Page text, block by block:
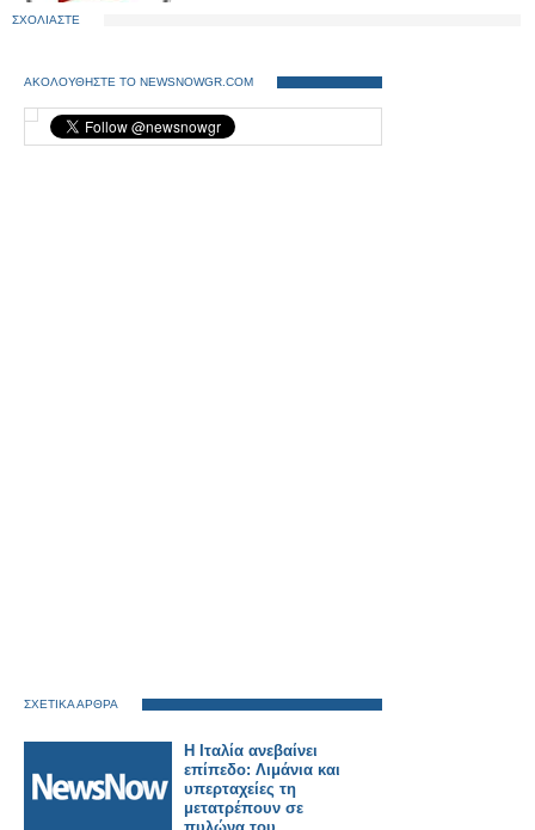
ΣΧΟΛΙΑΣΤΕ
ΑΚΟΛΟΥΘΗΣΤΕ ΤΟ NEWSNOWGR.COM
ΣΧΕΤΙΚΑ ΑΡΘΡΑ
Η Ιταλία ανεβαίνει
επίπεδο: Λιμάνια και
υπερταχείες τη
μετατρέπουν σε